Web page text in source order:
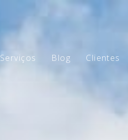
Serviços Blog Clientes